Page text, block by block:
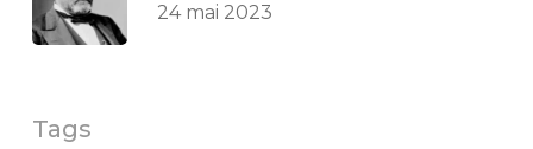
24 mai 2023
Tags